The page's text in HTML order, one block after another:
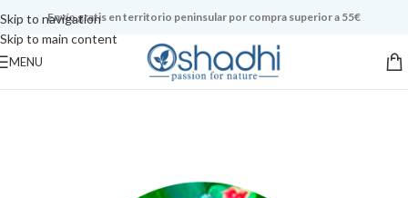
Skip to navigation
Skip to main content
Envío gratis en territorio peninsular por compra superior a 55€
MENU